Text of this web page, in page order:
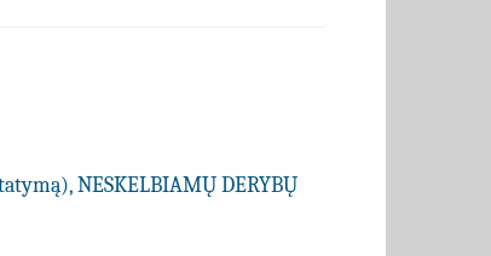
NESKELBIAMŲ DERYBŲ